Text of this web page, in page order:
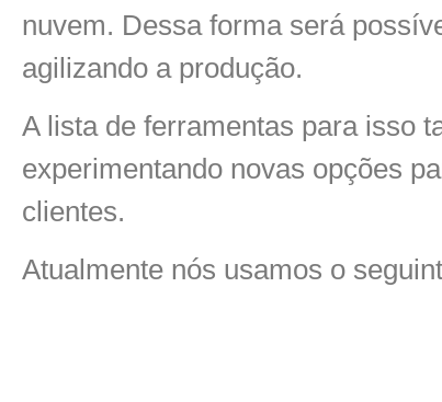
nuvem. Dessa forma será
agilizando a produção.
A lista de ferramentas para isso
experimentando novas opções
clientes.
Atualmente nós usamos o